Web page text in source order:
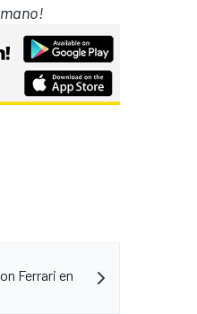
Ferrari en